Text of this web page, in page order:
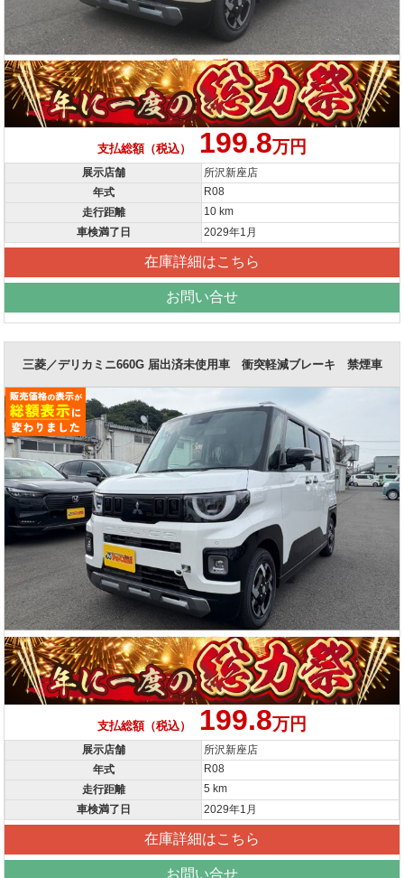
支払総額（税込） 199.8万円
展示店舗
所沢新座店
年式
R08
走行距離
10 km
車検満了日
2029年1月
在庫詳細はこちら
お問い合せ
三菱／デリカミニ660G 届出済未使用車 衝突軽減ブレーキ 禁煙車
支払総額（税込） 199.8万円
展示店舗
所沢新座店
年式
R08
走行距離
5 km
車検満了日
2029年1月
在庫詳細はこちら
お問い合せ